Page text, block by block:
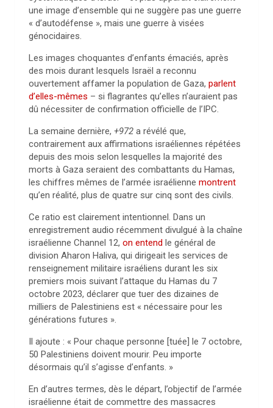
une image d’ensemble qui ne suggère pas une guerre
« d’autodéfense », mais une guerre à visées
génocidaires.
Les images choquantes d’enfants émaciés, après
des mois durant lesquels Israël a reconnu
ouvertement affamer la population de Gaza, parlent
d’elles-mêmes – si flagrantes qu’elles n’auraient pas
dû nécessiter de confirmation officielle de l’IPC.
La semaine dernière, +972 a révélé que,
contrairement aux affirmations israéliennes répétées
depuis des mois selon lesquelles la majorité des
morts à Gaza seraient des combattants du Hamas,
les chiffres mêmes de l’armée israélienne montrent
qu’en réalité, plus de quatre sur cinq sont des civils.
Ce ratio est clairement intentionnel. Dans un
enregistrement audio récemment divulgué à la chaîne
israélienne Channel 12, on entend le général de
division Aharon Haliva, qui dirigeait les services de
renseignement militaire israéliens durant les six
premiers mois suivant l’attaque du Hamas du 7
octobre 2023, déclarer que tuer des dizaines de
milliers de Palestiniens est « nécessaire pour les
générations futures ».
Il ajoute : « Pour chaque personne [tuée] le 7 octobre,
50 Palestiniens doivent mourir. Peu importe
désormais qu’il s’agisse d’enfants. »
En d’autres termes, dès le départ, l’objectif de l’armée
israélienne était de commettre des massacres